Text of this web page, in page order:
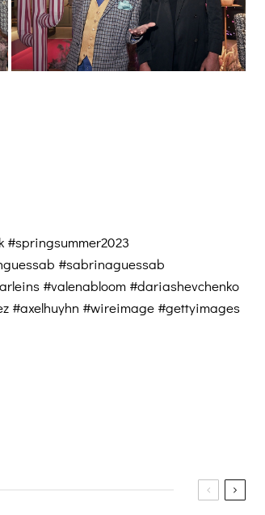
#sabrinaguessab
#valenabloom #dariashevchenko
#axelhuyhn #wireimage #gettyimages